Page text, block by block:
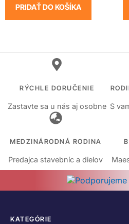
PRIDAŤ DO KOŠÍKA
RÝCHLE DORUČENIE
Zastavte sa u nás aj osobne S
MEDZINÁRODNÁ RODINA
Predajca stavebníc a dielov
KATEGÓRIE